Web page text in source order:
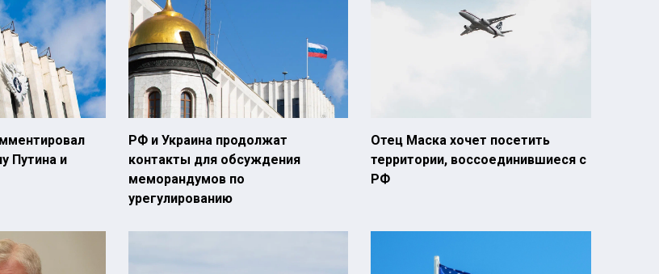
Путина и
РФ и Украина продолжат
контакты для обсуждения
меморандумов по
урегулированию
Отец Маска хочет посетить
территории, воссоединившиеся с
РФ